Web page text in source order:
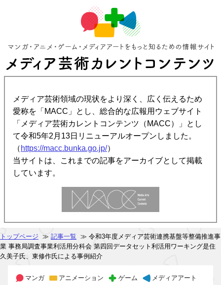
メディア芸術領域の現状をより深く、広く伝えるため
愛称を「MACC」とし、総合的な広報用ウェブサイト
「メディア芸術カレントコンテンツ（MACC）」とし
て令和5年2月13日リニューアルオープンしました。
（ https://macc.bunka.go.jp/）
当サイトは、これまでの記事をアーカイブとして掲載
しています。
トップページ ≫ 記事一覧 ≫ 令和3年度メディア芸術連携基盤等整備推進事
業 事務局調査事業利活用分科会 第四回データセット利活用ワーキング是住
久美子氏、東修作氏による事例紹介
マンガ アニメーション ゲーム
メディアアート